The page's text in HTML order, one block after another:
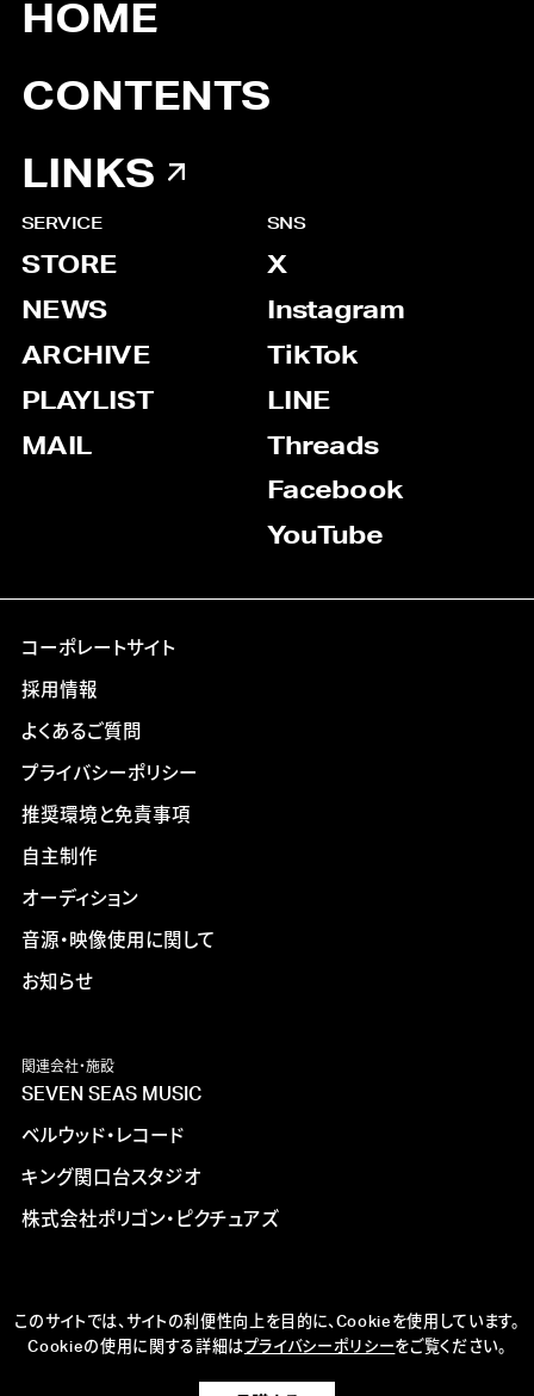
HOME
CONTENTS
LINKS
SERVICE
STORE
NEWS
ARCHIVE
PLAYLIST
MAIL
SNS
X
Instagram
TikTok
LINE
Threads
Facebook
YouTube
コーポレートサイト
採用情報
よくあるご質問
プライバシーポリシー
推奨環境と免責事項
自主制作
オーディション
音源・映像使用に関して
お知らせ
関連会社・施設
SEVEN SEAS MUSIC
ベルウッド・レコード
キング関口台スタジオ
株式会社ポリゴン・ピクチュアズ
このサイトでは、サイトの利便性向上を目的に、Cookieを使用しています。
Cookieの使用に関する詳細はプライバシーポリシーをご覧ください。